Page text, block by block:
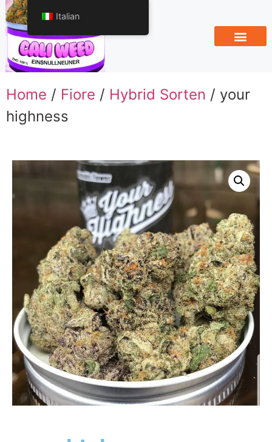
Home / Fiore / Hybrid Sorten / your
highness
Italian